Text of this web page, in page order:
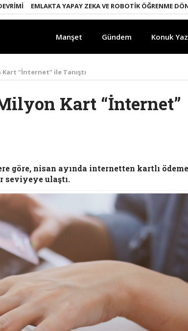
EMLAKTA YAPAY ZEKA VE ROBOTIK ÖĞRENME DÖNEMI
Manşet Gündem Konuk
“İnternet” ile Tanıştı
Kart “İnternet”
göre, nisan ayında internetten kartlı ödeme
seviyeye ulaştı.